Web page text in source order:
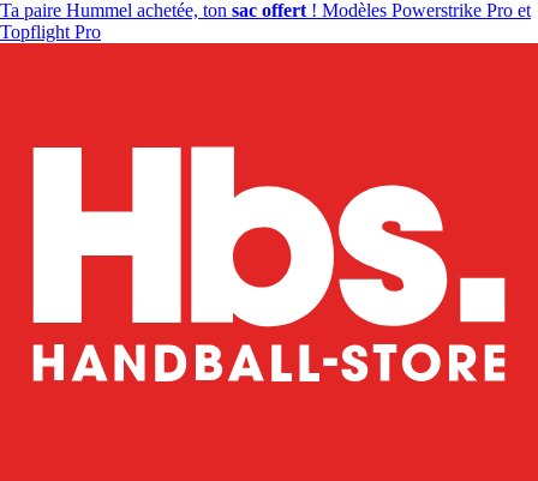
Ta paire Hummel achetée, ton sac offert ! Modèles Powerstrike Pro et
Topflight Pro